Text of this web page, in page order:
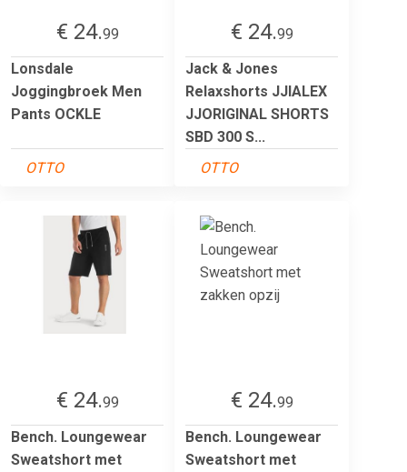
€ 24.99
Lonsdale
Joggingbroek Men
Pants OCKLE
OTTO
€ 24.99
Jack & Jones
Relaxshorts JJIALEX
JJORIGINAL SHORTS
SBD 300 S...
OTTO
€ 24.99
Bench. Loungewear
Sweatshort met
€ 24.99
Bench. Loungewear
Sweatshort met